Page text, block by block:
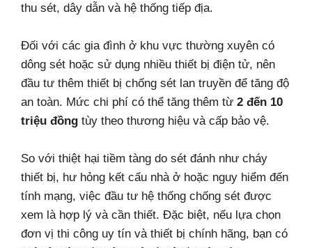
thu sét, dây dẫn và hệ thống tiếp địa.
Đối với các gia đình ở khu vực thường xuyên có
dông sét hoặc sử dụng nhiều thiết bị điện tử, nên
đầu tư thêm thiết bị chống sét lan truyền để tăng độ
an toàn. Mức chi phí có thể tăng thêm từ 2 đến 10
triệu đồng tùy theo thương hiệu và cấp bảo vệ.
So với thiệt hại tiềm tàng do sét đánh như cháy
thiết bị, hư hỏng kết cấu nhà ở hoặc nguy hiểm đến
tính mạng, việc đầu tư hệ thống chống sét được
xem là hợp lý và cần thiết. Đặc biệt, nếu lựa chọn
đơn vị thi công uy tín và thiết bị chính hãng, bạn có